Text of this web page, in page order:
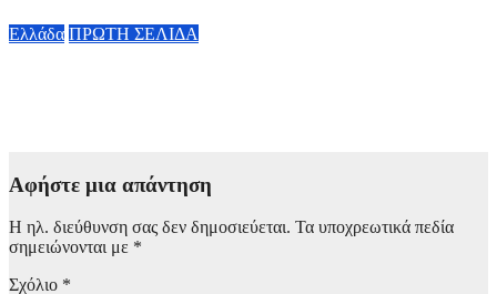
Ελλάδα ΠΡΩΤΗ ΣΕΛΙΔΑ
Αφήστε μια απάντηση
Η ηλ. διεύθυνση σας δεν δημοσιεύεται. Τα υποχρεωτικά πεδία
σημειώνονται με *
Σχόλιο *